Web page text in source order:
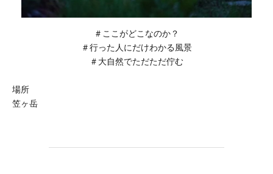
＃ここがどこなのか？
＃行った人にだけわかる風景
＃大自然でただただ佇む
場所
笠ヶ岳